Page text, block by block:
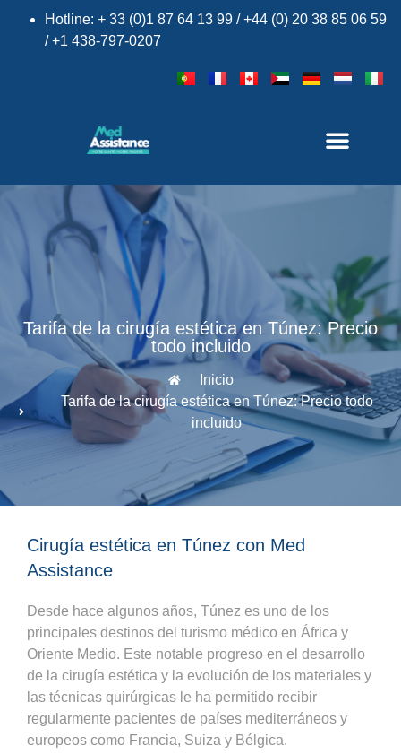
Hotline: + 33 (0)1 87 64 13 99 / +44 (0) 20 38 85 06 59
/ +1 438-797-0207
Tarifa de la cirugía estética en Túnez: Precio
todo incluido
Inicio
Tarifa de la cirugía estética en Túnez: Precio todo
incluido
Cirugía estética en Túnez con Med
Assistance
Desde hace algunos años, Túnez es uno de los
principales destinos del turismo médico en África y
Oriente Medio. Este notable progreso en el desarrollo
de la cirugía estética y la evolución de los materiales y
las técnicas quirúrgicas le ha permitido recibir
regularmente pacientes de países mediterráneos y
europeos como Francia, Suiza y Bélgica.